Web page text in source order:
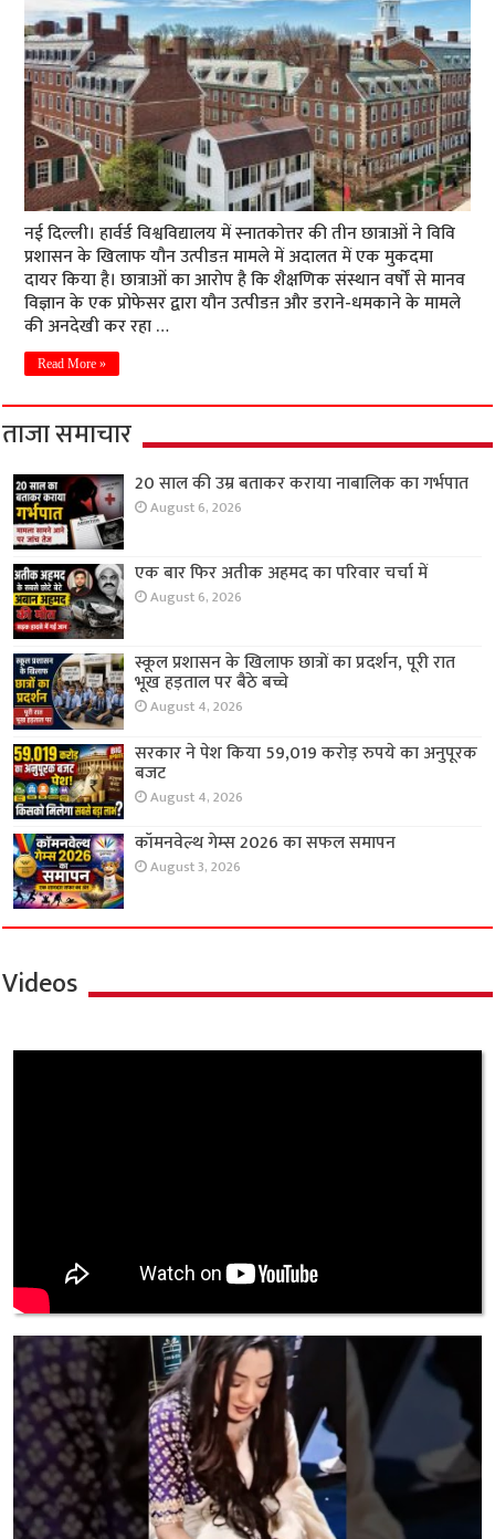
नई दिल्ली। हार्वर्ड विश्वविद्यालय में स्नातकोत्तर की तीन छात्राओं ने विवि
प्रशासन के खिलाफ यौन उत्पीडऩ मामले में अदालत में एक मुकदमा
दायर किया है। छात्राओं का आरोप है कि शैक्षणिक संस्थान वर्षों से मानव
विज्ञान के एक प्रोफेसर द्वारा यौन उत्पीडऩ और डराने-धमकाने के मामले
की अनदेखी कर रहा …
Read More »
ताजा समाचार
20 साल की उम्र बताकर कराया नाबालिक का गर्भपात
August 6, 2026
एक बार फिर अतीक अहमद का परिवार चर्चा में
August 6, 2026
स्कूल प्रशासन के खिलाफ छात्रों का प्रदर्शन, पूरी रात
भूख हड़ताल पर बैठे बच्चे
August 4, 2026
सरकार ने पेश किया 59,019 करोड़ रुपये का अनुपूरक
बजट
August 4, 2026
कॉमनवेल्थ गेम्स 2026 का सफल समापन
August 3, 2026
Videos